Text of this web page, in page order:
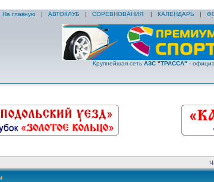
На главную | АВТОКЛУБ | СОРЕВНОВАНИЯ | КАЛЕНДАРЬ |
Крупнейшая сеть АЗС "ТРАССА" -